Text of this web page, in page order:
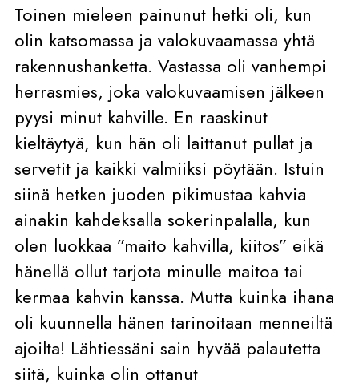
Toinen mieleen painunut hetki oli, kun
olin katsomassa ja valokuvaamassa yhtä
rakennushanketta. Vastassa oli vanhempi
herrasmies, joka valokuvaamisen jälkeen
pyysi minut kahville. En raaskinut
kieltäytyä, kun hän oli laittanut pullat ja
servetit ja kaikki valmiiksi pöytään. Istuin
siinä hetken juoden pikimustaa kahvia
ainakin kahdeksalla sokerinpalalla, kun
olen luokkaa ”maito kahvilla, kiitos” eikä
hänellä ollut tarjota minulle maitoa tai
kermaa kahvin kanssa. Mutta kuinka ihana
oli kuunnella hänen tarinoitaan menneiltä
ajoilta! Lähtiessäni sain hyvää palautetta
siitä, kuinka olin ottanut